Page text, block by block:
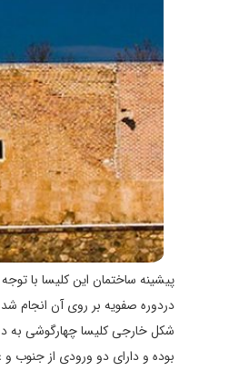
پیشینه ساختمان این کلیسا با
دردوره صفویه بر روی آن انجام
بوده و دارای دو ورودی از جنوب